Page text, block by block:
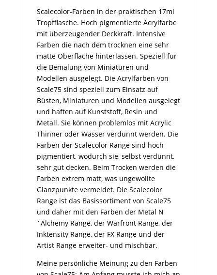
Scalecolor-Farben in der praktischen 17ml
Tropfflasche. Hoch pigmentierte Acrylfarbe
mit überzeugender Deckkraft. Intensive
Farben die nach dem trocknen eine sehr
matte Oberfläche hinterlassen. Speziell für
die Bemalung von Miniaturen und
Modellen ausgelegt. Die Acrylfarben von
Scale75 sind speziell zum Einsatz auf
Büsten, Miniaturen und Modellen ausgelegt
und haften auf Kunststoff, Resin und
Metall. Sie können problemlos mit Acrylic
Thinner oder Wasser verdünnt werden. Die
Farben der Scalecolor Range sind hoch
pigmentiert, wodurch sie, selbst verdünnt,
sehr gut decken. Beim Trocken werden die
Farben extrem matt, was ungewollte
Glanzpunkte vermeidet. Die Scalecolor
Range ist das Basissortiment von Scale75
und daher mit den Farben der Metal N
´Alchemy Range, der Warfront Range, der
Inktensity Range, der FX Range und der
Artist Range erweiter- und mischbar.
Meine persönliche Meinung zu den Farben